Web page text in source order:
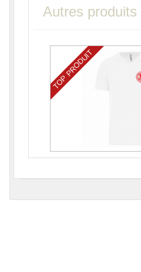
Autres
TOP PRODUIT